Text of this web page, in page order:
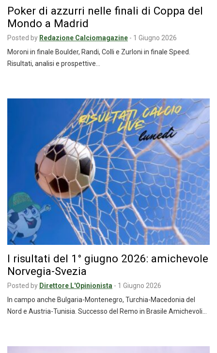
Poker di azzurri nelle finali di Coppa del
Mondo a Madrid
Posted by Redazione Calciomagazine - 1 Giugno 2026
Moroni in finale Boulder, Randi, Colli e Zurloni in finale Speed.
Risultati, analisi e prospettive…
I risultati del 1° giugno 2026: amichevole
Norvegia-Svezia
Posted by Direttore L'Opinionista - 1 Giugno 2026
In campo anche Bulgaria-Montenegro, Turchia-Macedonia del
Nord e Austria-Tunisia. Successo del Remo in Brasile Amichevoli…